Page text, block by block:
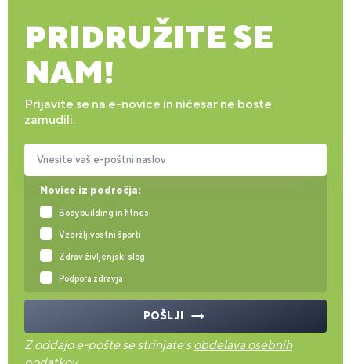
PRIDRUŽITE SE
NAM!
Prijavite se na e-novice in ničesar ne boste
zamudili.
Novice iz področja:
Bodybuilding in fitnes
Vzdržljivostni športi
Zdrav življenjski slog
Podpora zdravja
Vnesite vaš e-poštni naslov
POŠLJI
Z oddajo e-pošte se strinjate sobdelava osebnih